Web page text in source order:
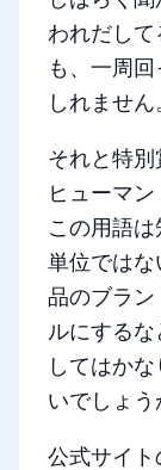
われだし
も、一周
しれません
それと特
ヒューマン
この用語
単位ではな
品のブラ
ルにする
してはか
いでしょう
公式サイト